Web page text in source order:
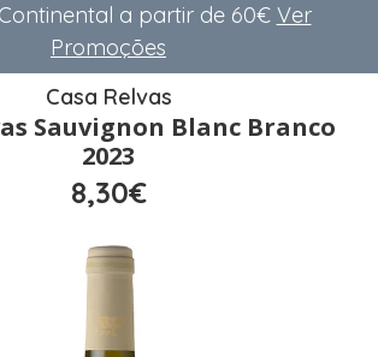
a partir de 60€ Ver
Promoções
Casa Relvas
Sauvignon Blanc Branco
2023
8,30€